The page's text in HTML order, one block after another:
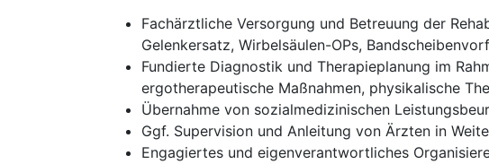
Fachärztliche Versorgung und Betreuung der
Gelenkersatz, Wirbelsäulen-OPs,
Fundierte Diagnostik und Therapieplanung im
ergotherapeutische Maßnahmen, physikalische
Übernahme von sozialmedizinischen
Ggf. Supervision und Anleitung von Ärzten in
Engagiertes und eigenverantwortliches